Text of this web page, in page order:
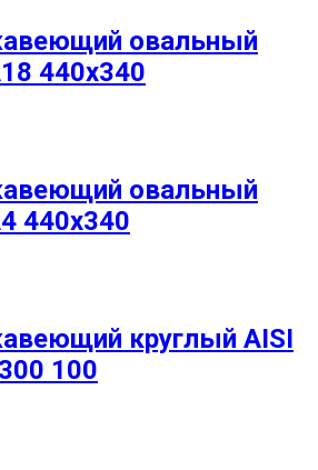
овальный
440х340
овальный
440х340
круглый AISI
100